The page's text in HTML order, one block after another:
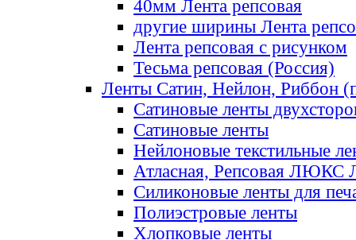
40мм Лента репсовая
другие ширины Лента
Лента репсовая с рисунком
Тесьма репсовая (Россия)
Ленты Сатин, Нейлон, Риббон
Сатиновые ленты
Сатиновые ленты
Нейлоновые текстильные
Атласная, Репсовая ЛЮКС
Силиконовые ленты для
Полиэстровые ленты
Хлопковые ленты